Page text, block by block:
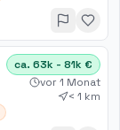
ca. 63k - 81k €
vor 1 Monat
< 1 km